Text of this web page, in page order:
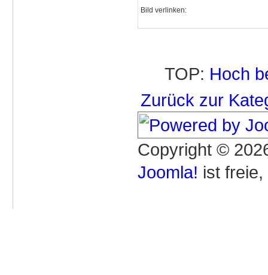
Bild verlinken:
TOP: Hoch
Zurück zur
Copyright ©
Joomla! ist